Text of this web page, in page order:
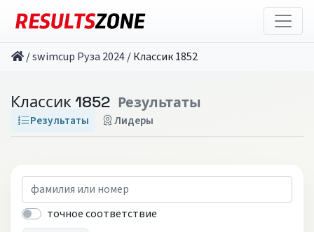
/swimcup Руза 2024/Классик 1852
Классик 1852 Результаты
Результаты Лидеры
точное соответствие